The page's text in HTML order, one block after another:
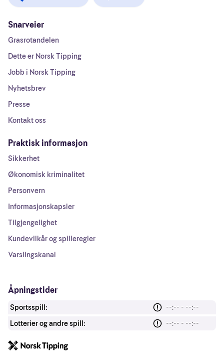
Snarveier
Grasrotandelen
Dette er Norsk Tipping
Jobb i Norsk Tipping
Nyhetsbrev
Presse
Kontakt oss
Praktisk informasjon
Sikkerhet
Økonomisk kriminalitet
Personvern
Informasjonskapsler
Tilgjengelighet
Kundevilkår og spilleregler
Varslingskanal
Åpningstider
Sportsspill:
--:-- - --:--
Lotterier og andre spill:
--:-- - --:--